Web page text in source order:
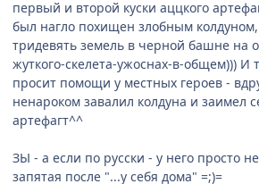
первый и второй куски аццкого
был нагло похищен злобным
тридевять земель в черной башне на
жуткого-скелета-ужоснах-в-общем))) И
просит помощи у местных героев -
ненароком завалил колдуна и заимел
артефагт^^
ЗЫ - а если по русски - у него просто
запятая после "...у себя дома" =;)=